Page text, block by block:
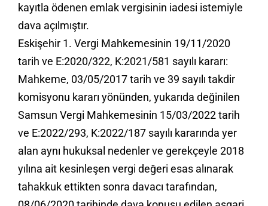
kayıtla ödenen emlak vergisinin iadesi istemiyle
dava açılmıştır.
Eskişehir 1. Vergi Mahkemesinin 19/11/2020
tarih ve E:2020/322, K:2021/581 sayılı kararı:
Mahkeme, 03/05/2017 tarih ve 39 sayılı takdir
komisyonu kararı yönünden, yukarıda değinilen
Samsun Vergi Mahkemesinin 15/03/2022 tarih
ve E:2022/293, K:2022/187 sayılı kararında yer
alan aynı hukuksal nedenler ve gerekçeyle 2018
yılına ait kesinleşen vergi değeri esas alınarak
tahakkuk ettikten sonra davacı tarafından,